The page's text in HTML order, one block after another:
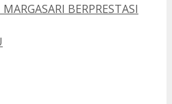
BERPRESTASI